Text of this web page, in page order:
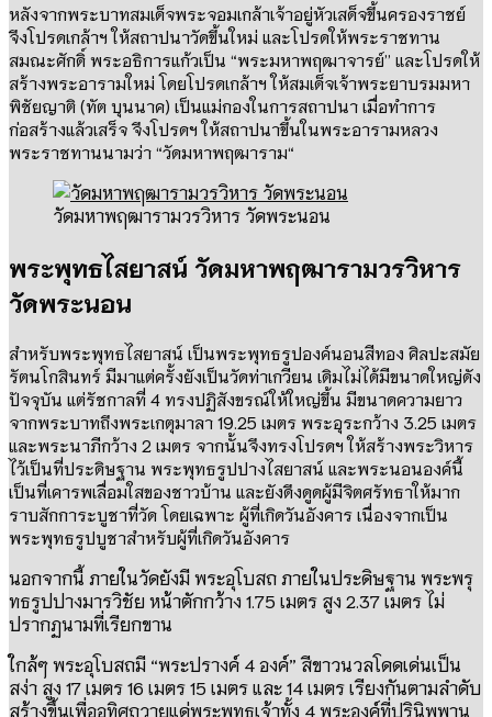
หลังจากพระบาทสมเด็จพระจอมเกล้าเจ้าอยู่หัวเสด็จขึ้นครองราชย์
จึงโปรดเกล้าฯ ให้สถาปนาวัดขึ้นใหม่ และโปรดให้พระราชทาน
สมณะศักดิ์ พระอธิการแก้วเป็น “พระมหาพฤฒาจารย์” และโปรดให้
สร้างพระอารามใหม่ โดยโปรดเกล้าฯ ให้สมเด็จเจ้าพระยาบรมมหา
พิชัยญาติ (ทัต บุนนาค) เป็นแม่กองในการสถาปนา เมื่อทำการ
ก่อสร้างแล้วเสร็จ จึงโปรดฯ ให้สถาปนาขึ้นในพระอารามหลวง
พระราชทานนามว่า “วัดมหาพฤฒาราม“
วัดมหาพฤฒารามวรวิหาร วัดพระนอน
พระพุทธไสยาสน์ วัดมหาพฤฒารามวรวิหาร
วัดพระนอน
สำหรับพระพุทธไสยาสน์ เป็นพระพุทธรูปองค์นอนสีทอง ศิลปะสมัย
รัตนโกสินทร์ มีมาแต่ครั้งยังเป็นวัดท่าเกวียน เดิมไม่ได้มีขนาดใหญ่ดัง
ปัจจุบัน แต่รัชกาลที่ 4 ทรงปฏิสังขรณ์ให้ใหญ่ขึ้น มีขนาดความยาว
จากพระบาทถึงพระเกตุมาลา 19.25 เมตร พระอุระกว้าง 3.25 เมตร
และพระนาภีกว้าง 2 เมตร จากนั้นจึงทรงโปรดฯ ให้สร้างพระวิหาร
ไว้เป็นที่ประดิษฐาน พระพุทธรูปปางไสยาสน์ และพระนอนองค์นี้
เป็นที่เคารพเลื่อมใสของชาวบ้าน และยังดึงดูดผู้มีจิตศรัทธาให้มาก
ราบสักการะบูชาที่วัด โดยเฉพาะ ผู้ที่เกิดวันอังคาร เนื่องจากเป็น
พระพุทธรูปบูชาสำหรับผู้ที่เกิดวันอังคาร
นอกจากนี้ ภายในวัดยังมี พระอุโบสถ ภายในประดิษฐาน พระพรุ
ทธรูปปางมารวิชัย หน้าตักกว้าง 1.75 เมตร สูง 2.37เมตร ไม่
ปรากฏนามที่เรียกขาน
ใกล้ๆ พระอุโบสถมี “พระปรางค์ 4องค์”สีขาวนวลโดดเด่นเป็น
สง่า สูง 17เมตร16 เมตร15 เมตร และ14เมตร เรียงกันตามลำดับ
สร้างขึ้นเพื่ออุทิศถวายแด่พระพุทธเจ้าทั้ง 4พระองค์ที่ปรินิพพาน